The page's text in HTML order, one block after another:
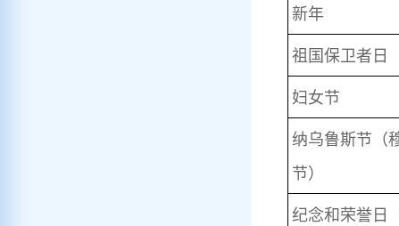
新年
祖国保卫者日
妇女节
纳乌鲁斯节（
节）
纪念和荣誉日